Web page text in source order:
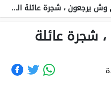
يرجعون ، شجرة عائلة العلي
شجرة عائلة